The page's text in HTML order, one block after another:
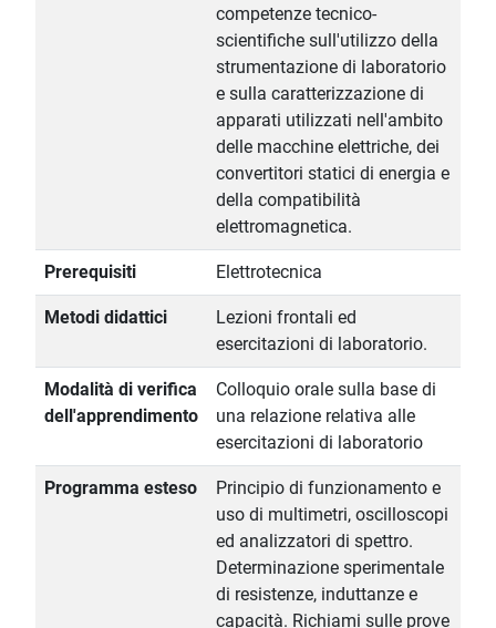
competenze tecnico-
scientifiche sull'utilizzo della
strumentazione di laboratorio
e sulla caratterizzazione di
apparati utilizzati nell'ambito
delle macchine elettriche, dei
convertitori statici di energia e
della compatibilità
elettromagnetica.
Prerequisiti Elettrotecnica
Metodi didattici
Lezioni frontali ed
esercitazioni di laboratorio.
Modalità di verifica
dell'apprendimento
Colloquio orale sulla base di
una relazione relativa alle
esercitazioni di laboratorio
Programma esteso
Principio di funzionamento e
uso di multimetri, oscilloscopi
ed analizzatori di spettro.
Determinazione sperimentale
di resistenze, induttanze e
capacità. Richiami sulle prove